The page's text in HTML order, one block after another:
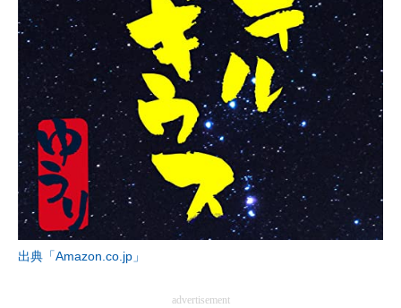
ビジネスと働き方のヒント
AI活用のいまが分かる
企業ITのトレンドを詳説
経営リーダーのコミュニティ
マーケ×ITの今がよく分かる
ITエンジニア向け専門サイト
企業向けIT製品の総合サイト
出典「Amazon.co.jp」
advertisement